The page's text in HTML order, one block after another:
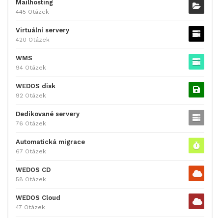
Mailhosting
445 Otázek
Virtuální servery
420 Otázek
WMS
94 Otázek
WEDOS disk
92 Otázek
Dedikované servery
76 Otázek
Automatická migrace
67 Otázek
WEDOS CD
58 Otázek
WEDOS Cloud
47 Otázek